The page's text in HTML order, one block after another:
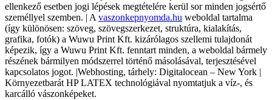
ellenkező esetben jogi lépések megtételére kerül sor minden jogsértő
személlyel szemben. | A vaszonkepnyomda.hu weboldal tartalma
(így különösen: szöveg, szövegszerkezet, struktúra, kialakítás,
grafika, fotók) a Wuwu Print Kft. kizárólagos szellemi tulajdonát
képezik, így a Wuwu Print Kft. fenntart minden, a weboldal bármely
részének bármilyen módszerrel történő másolásával, terjesztésével
kapcsolatos jogot. |Webhosting, tárhely: Digitalocean – New York |
Környezetbarát HP LATEX technológiával nyomtatjuk a víz-, és
karcálló vászonképeket.